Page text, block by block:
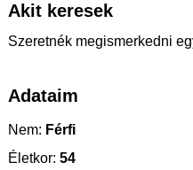
Akit keresek
Szeretnék megismerkedni
Adataim
Nem: Férfi
Életkor: 54